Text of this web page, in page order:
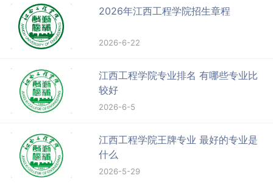
2026年江西工程学院招生章程
2026-6-22
江西工程学院专业排名 有哪些专业比
较好
2026-6-5
江西工程学院王牌专业 最好的专业是
什么
2026-5-29